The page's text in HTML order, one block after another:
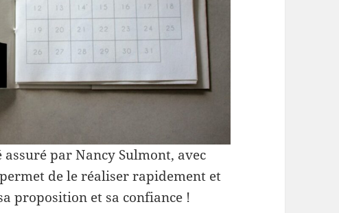
par Nancy Sulmont, avec
de le réaliser rapidement et
proposition et sa confiance !